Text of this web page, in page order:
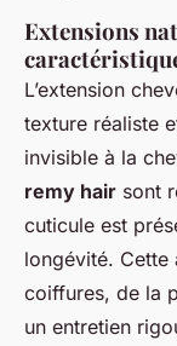
Extensions
L’extension
texture réaliste
invisible à la
remy hair sont
cuticule est
longévité. Cette
coiffures, de la
un entretien